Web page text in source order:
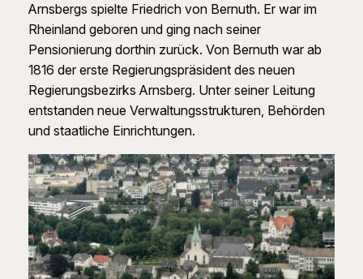
Arnsbergs spielte Friedrich von Bernuth. Er war im
Rheinland geboren und ging nach seiner
Pensionierung dorthin zurück. Von Bernuth war ab
1816 der erste Regierungspräsident des neuen
Regierungsbezirks Arnsberg. Unter seiner Leitung
entstanden neue Verwaltungsstrukturen, Behörden
und staatliche Einrichtungen.